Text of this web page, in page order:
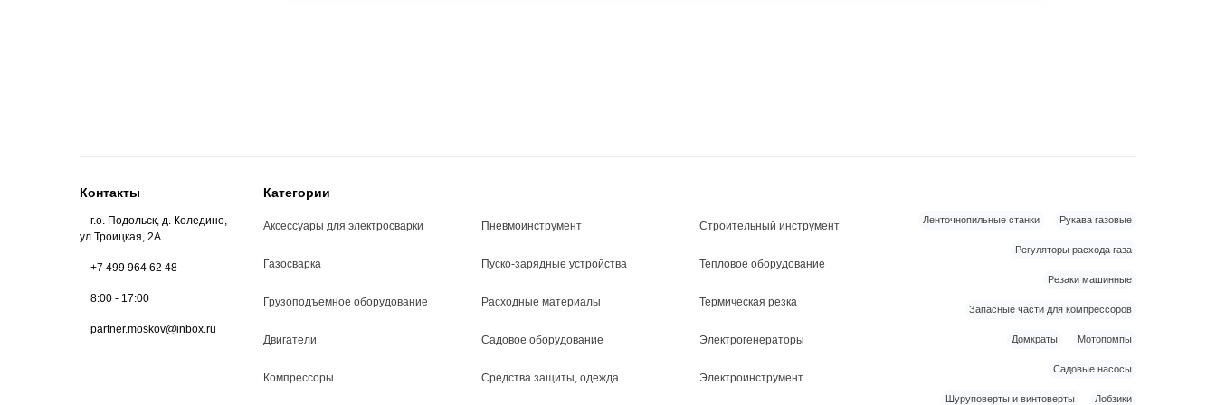
Контакты
г.о. Подольск, д. Коледино,
ул.Троицкая, 2А
+7 499 964 62 48
8:00 - 17:00
partner.moskov@inbox.ru
Категории
Аксессуары для электросварки
Газосварка
Грузоподъемное оборудование
Двигатели
Компрессоры
Пневмоинструмент
Пуско-зарядные устройства
Расходные материалы
Садовое оборудование
Средства защиты, одежда
Строительный инструмент
Тепловое оборудование
Термическая резка
Электрогенераторы
Электроинструмент
Ленточнопильные станки Рукава газовые
Регуляторы расхода газа
Резаки машинные
Запасные части для компрессоров
Домкраты Мотопомпы
Садовые насосы
Шуруповерты и винтоверты Лобзики